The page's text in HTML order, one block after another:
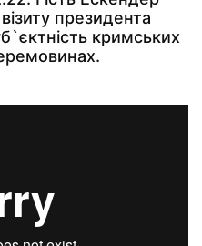
президента
кримських